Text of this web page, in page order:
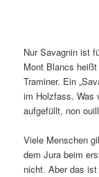
Nur Savagnin ist
Mont Blancs
Traminer. Ein
im Holzfass. Was
aufgefüllt, non
Viele Menschen
dem Jura beim
nicht. Aber das